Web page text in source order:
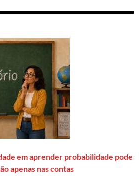
em aprender probabilidade pode
apenas nas contas